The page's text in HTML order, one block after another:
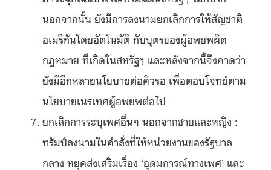
นอกจากนั้น ยังมีการลงนามยกเลิกการให้สัญชาติ
อเมริกันโดยอัตโนมัติ กับบุตรของผู้อพยพผิด
กฎหมาย ที่เกิดในสหรัฐฯ และหลังจากนี้จึงคาดว่า
ยังมีอีกหลายนโยบายต่อคิวรอ เพื่อตอบโจทย์ตาม
นโยบายเนรเทศผู้อพยพต่อไป
ยกเลิกการระบุเพศอื่นๆ นอกจากชายและหญิง :
ทรัมป์ลงนามในคำสั่งที่ให้หน่วยงานของรัฐบาล
กลาง หยุดส่งเสริมเรื่อง ‘อุดมการณ์ทางเพศ’ และ